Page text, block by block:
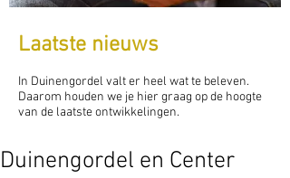
Laatste nieuws
In Duinengordel valt er heel wat te beleven.
Daarom houden we je hier graag op de hoogte
van de laatste ontwikkelingen.
Duinengordel en Center